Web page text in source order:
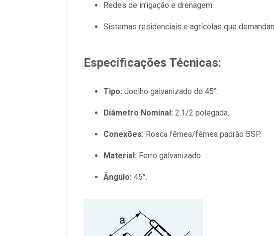
Redes de irrigação e drenagem.
Sistemas residenciais e agrícolas que
Especificações Técnicas:
Tipo: Joelho galvanizado de 45°.
Diâmetro Nominal: 2.1/2 polegada.
Conexões: Rosca fêmea/fêmea padrão BSP.
Material: Ferro galvanizado.
Ângulo: 45°.